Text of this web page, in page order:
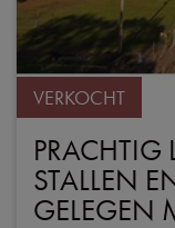
VERKOCHT
STALLEN
GELEGEN